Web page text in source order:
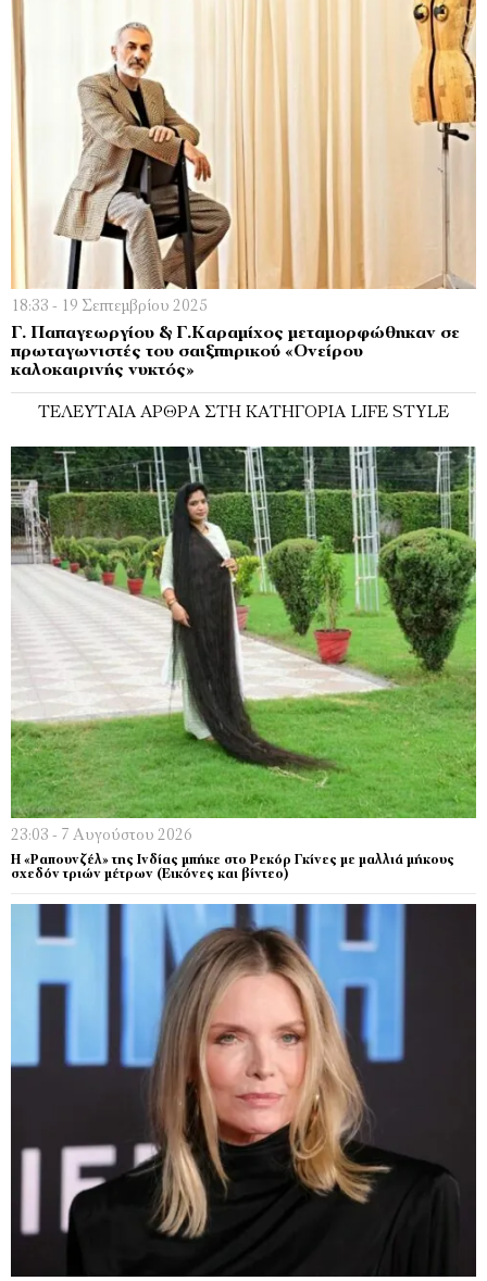
18:33 - 19 Σεπτεμβρίου 2025
Γ. Παπαγεωργίου & Γ.Καραμίχος μεταμορφώθηκαν σε
πρωταγωνιστές του σαιξπηρικού «Ονείρου
καλοκαιρινής νυκτός»
ΤΕΛΕΥΤΑΊΑ ΆΡΘΡΑ ΣΤΗ ΚΑΤΗΓΟΡΊΑ LIFE STYLE
23:03 - 7 Αυγούστου 2026
Η «Ραπουνζέλ» της Ινδίας μπήκε στο Ρεκόρ Γκίνες με μαλλιά μήκους
σχεδόν τριών μέτρων (Εικόνες και βίντεο)